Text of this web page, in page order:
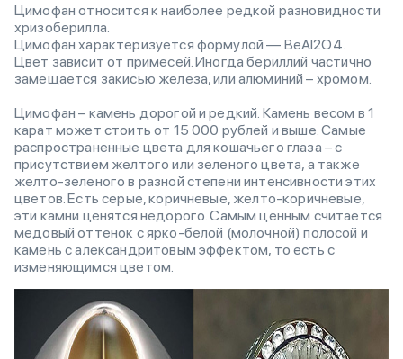
Цимофан относится к наиболее редкой разновидности
хризоберилла.
Цимофан характеризуется формулой — BeAl2O4.
Цвет зависит от примесей. Иногда бериллий частично
замещается закисью железа, или алюминий – хромом.
Цимофан – камень дорогой и редкий. Камень весом в 1
карат может стоить от 15 000 рублей и выше. Самые
распространенные цвета для кошачьего глаза – с
присутствием желтого или зеленого цвета, а также
желто-зеленого в разной степени интенсивности этих
цветов. Есть серые, коричневые, желто-коричневые,
эти камни ценятся недорого. Самым ценным считается
медовый оттенок с ярко-белой (молочной) полосой и
камень с александритовым эффектом, то есть с
изменяющимся цветом.